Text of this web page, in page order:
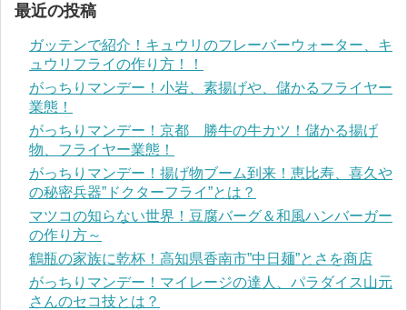
最近の投稿
ガッテンで紹介！キュウリのフレーバーウォーター、キ
ュウリフライの作り方！！
がっちりマンデー！小岩、素揚げや、儲かるフライヤー
業態！
がっちりマンデー！京都 勝牛の牛カツ！儲かる揚げ
物、フライヤー業態！
がっちりマンデー！揚げ物ブーム到来！恵比寿、喜久や
の秘密兵器”ドクターフライ”とは？
マツコの知らない世界！豆腐バーグ＆和風ハンバーガー
の作り方～
鶴瓶の家族に乾杯！高知県香南市”中日麺”とさを商店
がっちりマンデー！マイレージの達人、パラダイス山元
さんのセコ技とは？